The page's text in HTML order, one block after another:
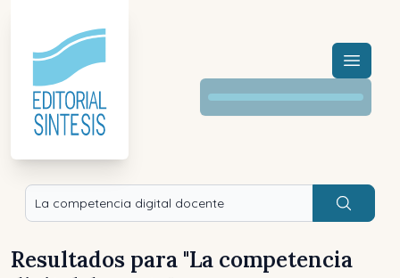
Menú
Buscar
Resultados para "La competencia